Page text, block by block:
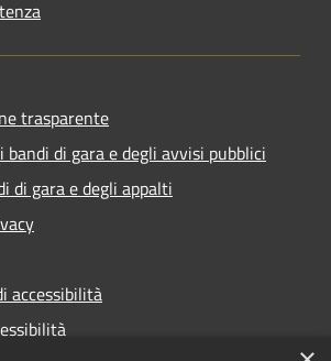
trasparente
di gara e degli avvisi pubblici
di gara e degli appalti
accessibilità